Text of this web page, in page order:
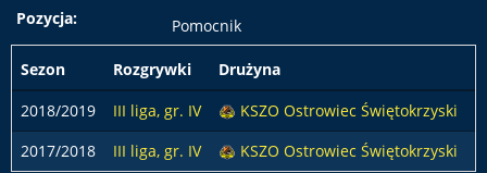
Pozycja:
Pomocnik
Sezon Rozgrywki Drużyna
2018/2019
III liga, gr. IV
KSZO Ostrowiec Świętokrzyski
2017/2018
III liga, gr. IV KSZO Ostrowiec Świętokrzyski